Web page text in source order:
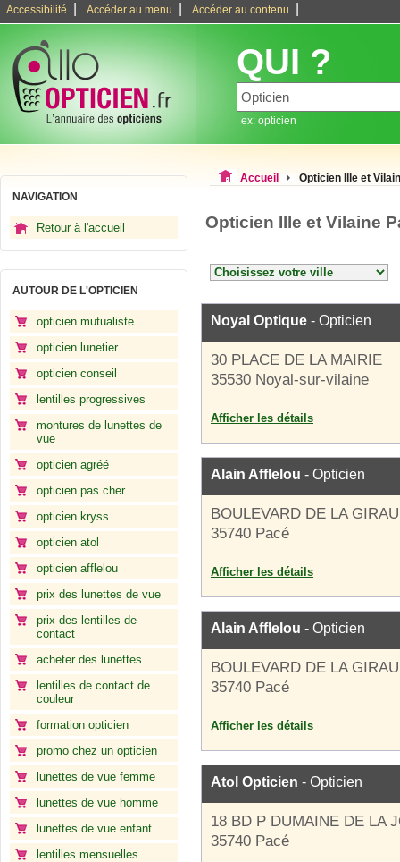
Accessibilité Accéder au menu Accéder au contenu
QUI ?
ex: opticien
NAVIGATION
Retour à l'accueil
AUTOUR DE L'OPTICIEN
opticien mutualiste
opticien lunetier
opticien conseil
lentilles progressives
montures de lunettes de
vue
opticien agréé
opticien pas cher
opticien kryss
opticien atol
opticien afflelou
prix des lunettes de vue
prix des lentilles de
contact
acheter des lunettes
lentilles de contact de
couleur
formation opticien
promo chez un opticien
lunettes de vue femme
lunettes de vue homme
lunettes de vue enfant
lentilles mensuelles
Accueil Opticien Ille et
Opticien Ille et Vilaine
Noyal Optique - Opticien
30 PLACE DE LA MAIRIE
35530 Noyal-sur-vilaine
Afficher les détails
Alain Afflelou - Opticien
BOULEVARD DE LA
35740 Pacé
Afficher les détails
Alain Afflelou - Opticien
BOULEVARD DE LA
35740 Pacé
Afficher les détails
Atol Opticien - Opticien
18 BD P DUMAINE DE LA
35740 Pacé